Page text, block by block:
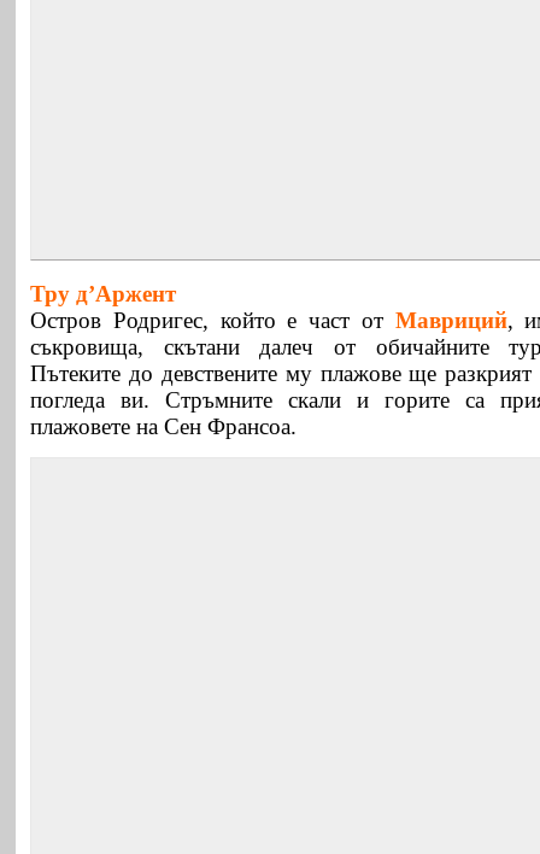
Тру д’Аржент
Остров Родригес, който е част от Мавриций,
съкровища, скътани далеч от обичайните
Пътеките до девствените му плажове ще разкрият
погледа ви. Стръмните скали и горите са
плажовете на Сен Франсоа.